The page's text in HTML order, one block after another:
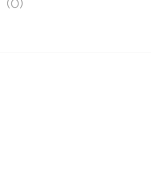
(0)